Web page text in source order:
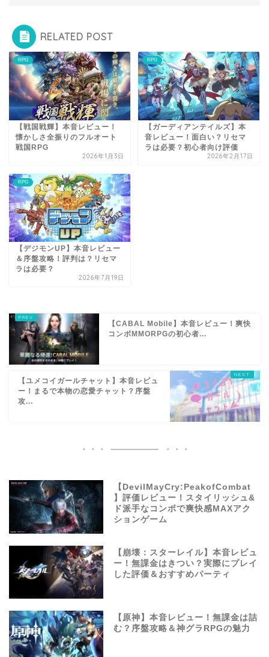
RELATED POST
RPG
【戦国戦輝】本音レビュー！
懐かしさ全振りのフルオート
戦国RPG
2026年1月3日
RPG
【ガーディアンテイルズ】本
音レビュー！面白い？リセマ
ラは必要？初心者向け評価
2026年2月17日
RPG
【デジモンUP】本音レビュー
＆序盤攻略！評判は？リセマ
ラは必要？
2026年7月19日
【CABAL Mobile】本音レビュー！爽快
コンボMMORPGの初心者...
【ユメコイガールチャット】本音レビュ
ー！まるで本物の恋愛チャット？序盤
攻...
【DevilMayCry:PeakofCombat
】評価レビュー！スタイリッシュ&
ド派手なコンボで爽快感MAXアク
ションゲーム
【崩壊：スターレイル】本音レビュ
ー！無課金はきつい？実際にプレイ
した評価＆おすすめパーティ
【原神】本音レビュー！無課金は詰
む？序盤攻略＆神グラRPGの魅力